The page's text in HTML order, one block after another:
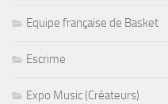
Equipe française de Basket
Escrime
Expo Music (Créateurs)